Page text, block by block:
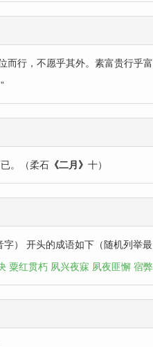
位而行，不愿乎其外。素富贵行乎
。（柔石 《二月》 十）
字） 开头的成语如下（随机列举
粟红贯朽 夙兴夜寐 夙夜匪懈 宿